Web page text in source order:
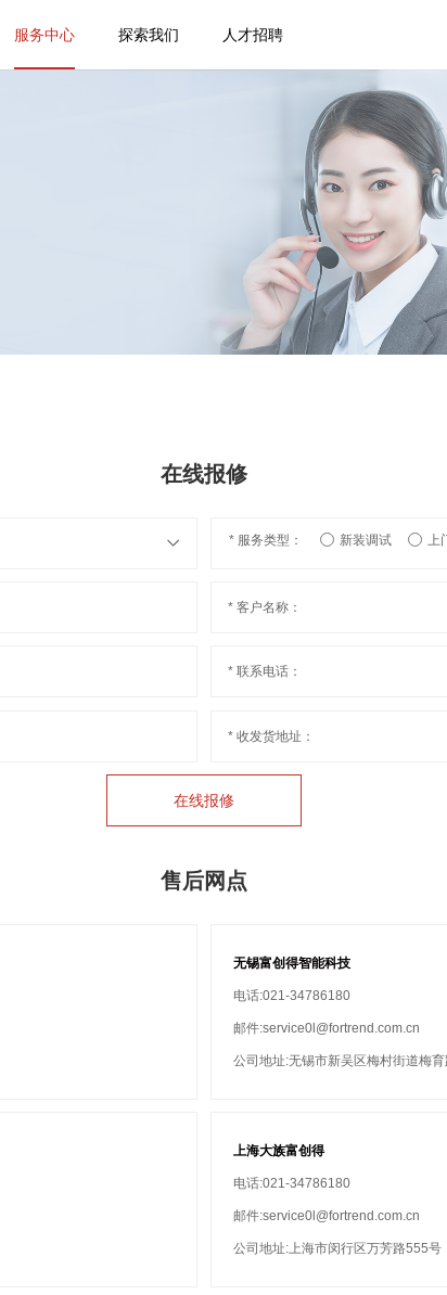
服务中心 探索我们 人才招聘
在线报修
* 服务类型： 新装调试
* 客户名称：
* 联系电话：
* 收发货地址：
在线报修
售后网点
无锡富创得智能科技
电话:021-34786180
邮件:service0l@fortrend.com.cn
公司地址:无锡市新吴区梅村街道梅
上海大族富创得
电话:021-34786180
邮件:service0l@fortrend.com.cn
公司地址:上海市闵行区万芳路555号